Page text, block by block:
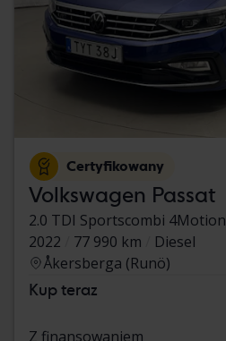
Certyfikowany
Volkswagen Passat
2.0 TDI Sportscombi 4Motion
2022
77 990 km
Diesel
Åkersberga (Runö)
Kup teraz
Z finansowaniem